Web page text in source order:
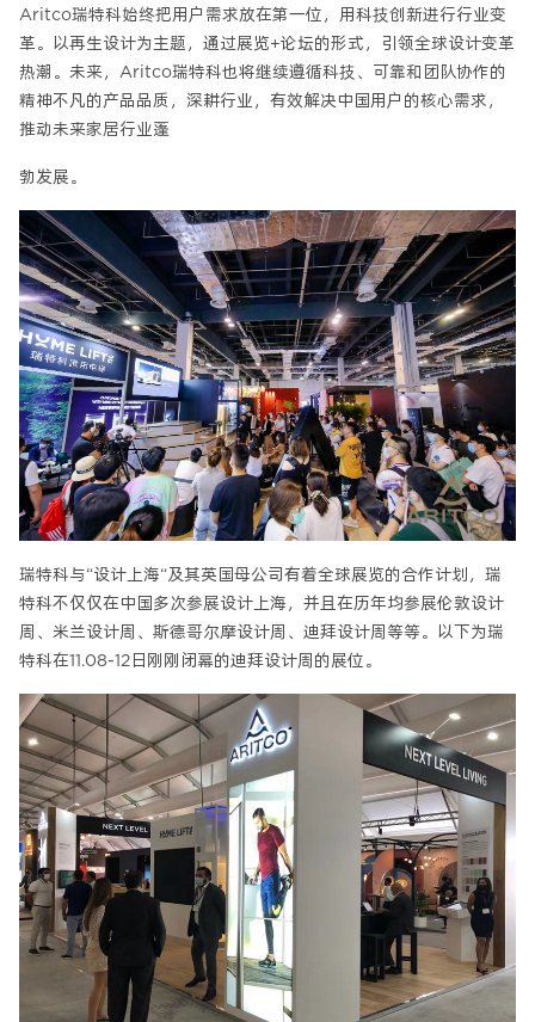
Aritco瑞特科始终把用户需求放在第一位，用科技创新进行行业变
革。以再生设计为主题，通过展览+论坛的形式，引领全球设计变革
热潮。未来，Aritco瑞特科也将继续遵循科技、可靠和团队协作的
精神不凡的产品品质，深耕行业，有效解决中国用户的核心需求，
推动未来家居行业蓬
勃发展。
瑞特科与“设计上海“及其英国母公司有着全球展览的合作计划，瑞
特科不仅仅在中国多次参展设计上海，并且在历年均参展伦敦设计
周、米兰设计周、斯德哥尔摩设计周、迪拜设计周等等。以下为瑞
特科在11.08-12日刚刚闭幕的迪拜设计周的展位。